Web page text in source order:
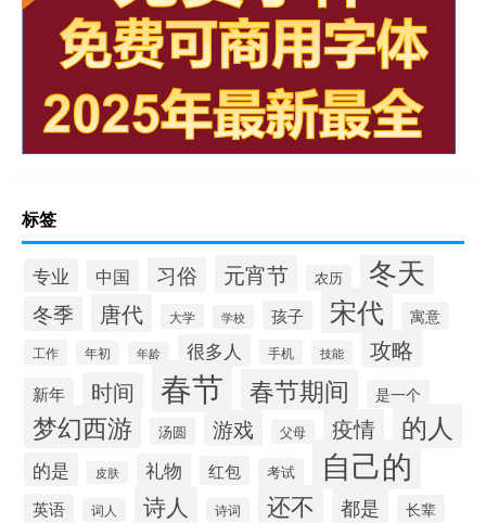
标签
专业 中国 习俗 元宵节 农历 冬天
冬季 唐代 大学 学校 孩子 宋代 寓意
工作 年初 年龄 很多人 手机 技能 攻略
新年 时间 春节 春节期间 是一个
梦幻西游 汤圆 游戏 父母 疫情 的人
的是 皮肤 礼物 红包 考试 自己的
英语 词人 诗人 诗词 还不 都是 长辈